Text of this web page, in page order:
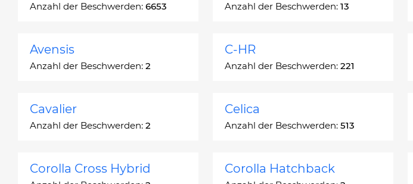
Anzahl der Beschwerden: 6653 Anzahl der Beschwerden: 13
Avensis
Anzahl der Beschwerden: 2
C-HR
Anzahl der Beschwerden: 221
Cavalier
Anzahl der Beschwerden: 2
Celica
Anzahl der Beschwerden: 513
Corolla Cross Hybrid Corolla Hatchback